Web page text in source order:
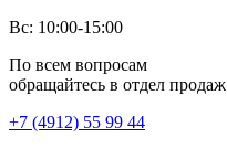
Вс: 10:00-15:00
По всем вопросам
обращайтесь в отдел продаж
+7 (4912) 55 99 44